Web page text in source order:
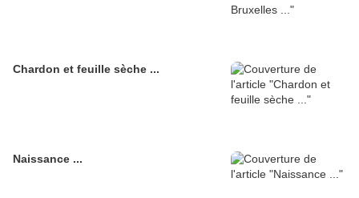
Chardon et feuille sèche ...
Naissance ...